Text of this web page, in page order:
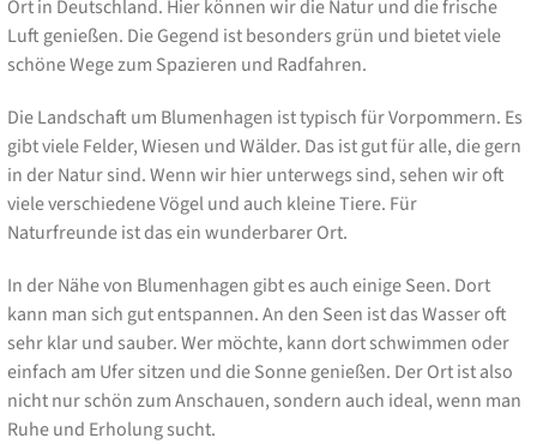
Ort in Deutschland. Hier können wir die Natur und die frische
Luft genießen. Die Gegend ist besonders grün und bietet viele
schöne Wege zum Spazieren und Radfahren.
Die Landschaft um Blumenhagen ist typisch für Vorpommern. Es
gibt viele Felder, Wiesen und Wälder. Das ist gut für alle, die gern
in der Natur sind. Wenn wir hier unterwegs sind, sehen wir oft
viele verschiedene Vögel und auch kleine Tiere. Für
Naturfreunde ist das ein wunderbarer Ort.
In der Nähe von Blumenhagen gibt es auch einige Seen. Dort
kann man sich gut entspannen. An den Seen ist das Wasser oft
sehr klar und sauber. Wer möchte, kann dort schwimmen oder
einfach am Ufer sitzen und die Sonne genießen. Der Ort ist also
nicht nur schön zum Anschauen, sondern auch ideal, wenn man
Ruhe und Erholung sucht.